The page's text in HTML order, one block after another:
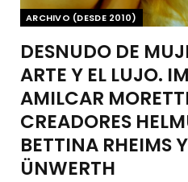
ARCHIVO (DESDE 2010)
DESNUDO DE
ARTE Y EL LUJO.
AMILCAR
CREADORES
BETTINA RHEIMS
ÜNWERTH